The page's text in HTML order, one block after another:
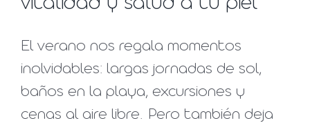
El verano nos regala momentos
inolvidables: largas jornadas de sol,
baños en la playa, excursiones y
cenas al aire libre. Pero también deja